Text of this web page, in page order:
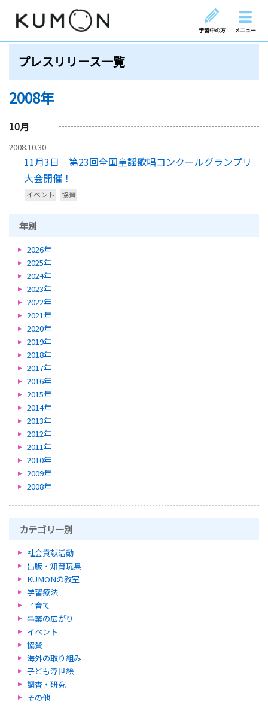
学習中の方 メニュー
プレスリリース一覧
2008年
10月
2008.10.30
11月3日 第23回全国童謡歌唱コンクールグランプリ
大会開催！
イベント 協賛
年別
2026年
2025年
2024年
2023年
2022年
2021年
2020年
2019年
2018年
2017年
2016年
2015年
2014年
2013年
2012年
2011年
2010年
2009年
2008年
カテゴリー別
社会貢献活動
出版・知育玩具
KUMONの教室
学習療法
子育て
事業の広がり
イベント
協賛
海外の取り組み
子ども浮世絵
調査・研究
その他